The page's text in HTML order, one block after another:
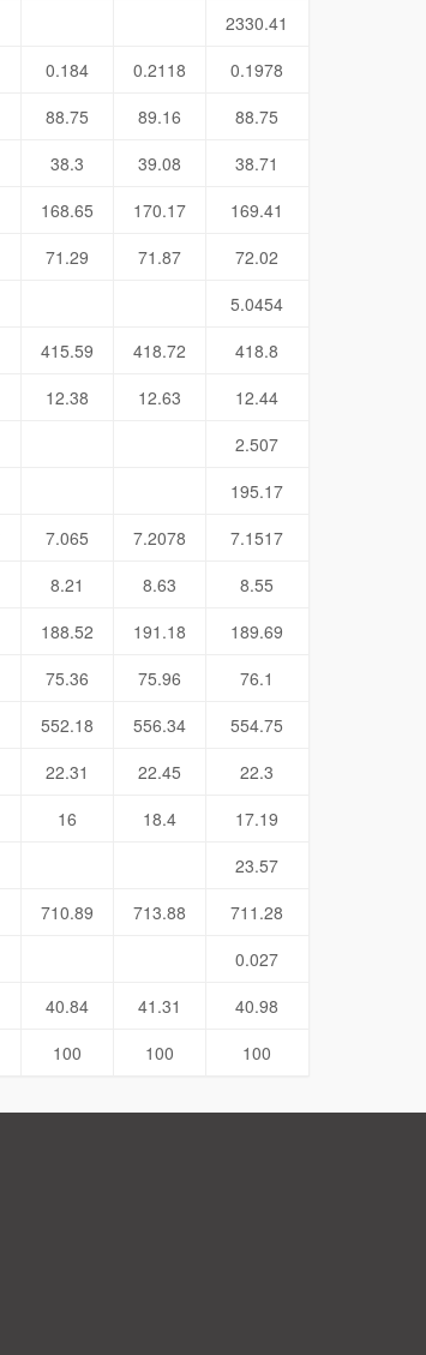
2330.41
0.184 0.2118
0.1978
88.75 89.16
88.75
38.3 39.08
38.71
168.65 170.17
169.41
71.29 71.87
72.02
5.0454
415.59 418.72
418.8
12.38 12.63
12.44
2.507
195.17
7.065 7.2078
7.1517
8.21 8.63
8.55
188.52 191.18
189.69
75.36 75.96
76.1
552.18 556.34
554.75
22.31 22.45
22.3
16 18.4
17.19
23.57
710.89 713.88
711.28
0.027
40.84 41.31
40.98
100 100 100